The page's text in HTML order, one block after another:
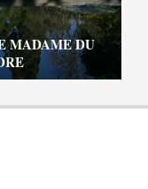
MADAME DU